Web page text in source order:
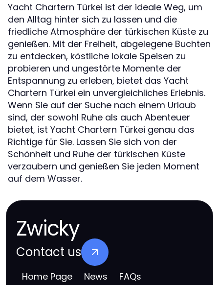
Yacht Chartern Türkei ist der ideale Weg, um
den Alltag hinter sich zu lassen und die
friedliche Atmosphäre der türkischen Küste zu
genießen. Mit der Freiheit, abgelegene Buchten
zu entdecken, köstliche lokale Speisen zu
probieren und ungestörte Momente der
Entspannung zu erleben, bietet das Yacht
Chartern Türkei ein unvergleichliches Erlebnis.
Wenn Sie auf der Suche nach einem Urlaub
sind, der sowohl Ruhe als auch Abenteuer
bietet, ist Yacht Chartern Türkei genau das
Richtige für Sie. Lassen Sie sich von der
Schönheit und Ruhe der türkischen Küste
verzaubern und genießen Sie jeden Moment
auf dem Wasser.
Zwicky
Contact us
Home Page News FAQs